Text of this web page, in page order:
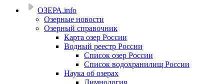
ОЗЕРА.info
Озерные новости
Озерный справочник
Карта озер России
Водный реестр России
Список озер России
Список водохранилищ России
Наука об озерах